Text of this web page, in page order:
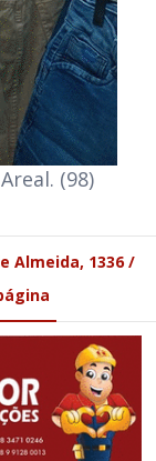
(98)
Almeida, 1336 /